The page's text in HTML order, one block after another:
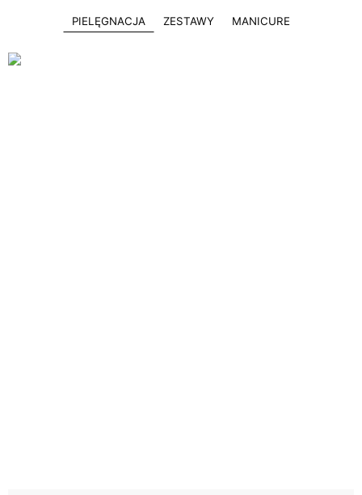
PIELĘGNACJA ZESTAWY MANICURE